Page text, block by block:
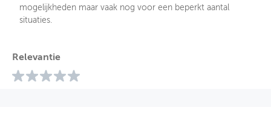
mogelijkheden maar vaak nog voor een beperkt aantal
situaties.
Relevantie